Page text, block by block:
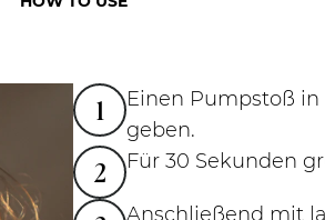
1
Einen Pumpstoß
geben.
2 Für 30 Sekunden
Anschließend mit